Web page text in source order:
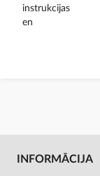
INFORMĀCIJA